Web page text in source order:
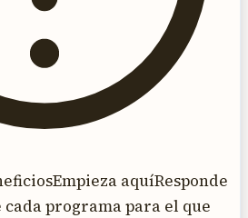
Empieza aquíResponde
programa para el que